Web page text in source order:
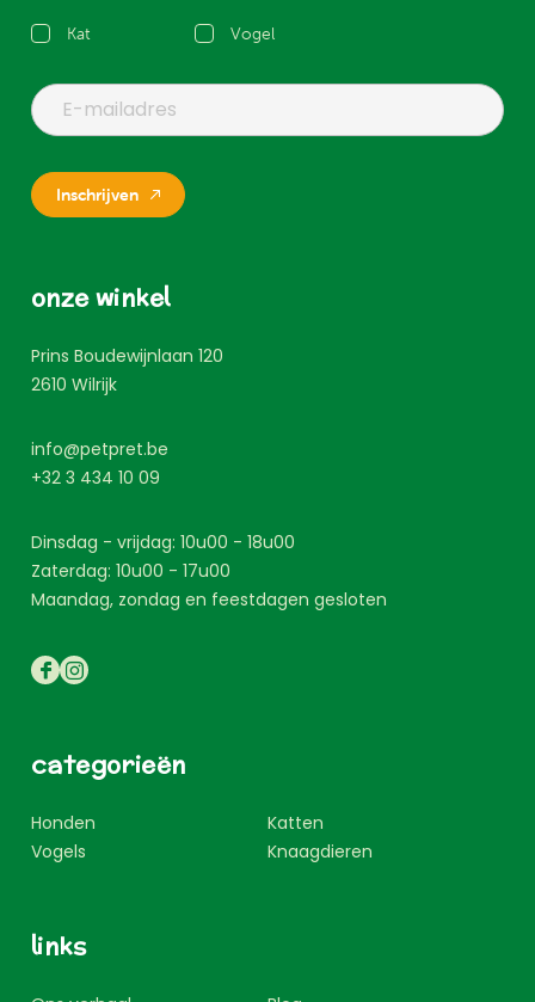
Kat Vogel
Inschrijven
onze winkel
Prins Boudewijnlaan 120
2610 Wilrijk
info@petpret.be
+32 3 434 10 09
Dinsdag - vrijdag: 10u00 - 18u00
Zaterdag: 10u00 - 17u00
Maandag, zondag en feestdagen gesloten
categorieën
Honden
Katten
Vogels
Knaagdieren
links